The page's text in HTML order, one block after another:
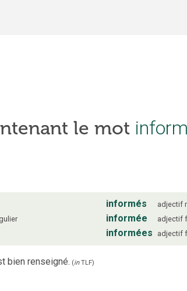
le mot
informés adjectif
informée adjectif
informées adjectif
bien renseigné. (inTLF)